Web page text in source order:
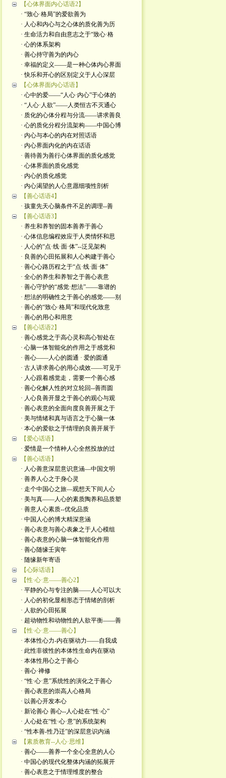
【心体界面内心话语2】
· “致心·格局”的爱欲善为
· 人心和内心与之心体的质化善为历
· 生命活力和自由意志之于“致心·格
· 心的体系架构
· 善心持守善为的内心
· 幸福的定义——是一种心体内心界面
· 快乐和开心的区别定义于人心深层
【心体界面内心话语】
· 心中的爱——“人心·内心”于心体的
· “人心·人欲”——人类恒古不灭通心
· 质化的心体分程与分流——讲求善良
· 心的质化分程分流架构——中国心博
· 内心与本心的内在对照话语
· 内心界面内化的内在话语
· 善待善为善行心体界面的质化感觉
· 心体界面的质化感觉
· 内心的质化感觉
· 内心渴望的人心意愿细项性剖析
【善心话语4】
· 孩童先天心脑条件不足的调理--善
【善心话语3】
· 养生和养智的固本善养于善心
· 心体信息编程效应于人类情怀和思
· 人心的“点·线·面·体”--泛见架构
· 良善的心田拓展和人心构建于善心
· 善心心路历程之于“点·线·面·体”
· 全心的养生和养智之于善心表意
· 善心守护的“感觉·想法”——靠谱的
· 想法的明确性之于善心的感觉——别
· 善心的“致心·格局”和现代化致意
· 善心的用心和用意
【善心话语2】
· 善心感觉之于高心灵和高心智处在
· 心脑一体智能化的作用之于感觉和
· 善心——人心的圆通 · 爱的圆通
· 古人讲求善心的用心成效——可见于
· 人心跟着感觉走，需要一个善心感
· 善心化解人性的对立轮回--善而圆
· 人心良善开显之于善心的观心与观
· 善心表意的全面向度良善开展之于
· 美与情绪和真与语言之于心脑一体
· 本心的爱欲之于情理的良善开展于
【爱心话语】
· 爱情是一个情种人心全然投放的过
【善心话语】
· 人心善意深层意识意涵—中国文明
· 善养人心之于身心灵
· 走个中国心之旅—观想天下间人心
· 美与真——人心的素质陶养和品质塑
· 善意人心素质--优化品质
· 中国人心的博大精深意涵
· 善心表意与善心表象之于人心模组
· 善心表意的心脑一体智能化作用
· 善心随缘壬寅年
· 随缘新年寄语
【心际话语】
【性·心·意——善心2】
· 平静的心与专注的脑——人心可以大
· 人心的初化显相形态于情绪的剖析
· 人欲的心田拓展
· 超动物性和动物性的人欲平衡——善
【性·心·意——善心】
· 本体性心力-内在驱动力——自我成
· 此性非彼性的本体性生命内在驱动
· 本体性用心之于善心
· 善心·禅修
· “性·心·意”系统性的演化之于善心
· 善心表意的崇高人心格局
· 以善心开发本心
· 新论善心 善心--人心处在“性·心”
· 人心处在“性·心·意”的系统架构
· “性本善-性乃迁”的深层意识内涵
【素质教育--人心·思维】
· 善心——善养一个全心全意的人心
· 中国心的现代化整体内涵的拓展开
· 善心表意之于情理维度的整合